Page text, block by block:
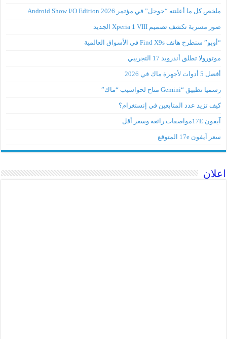
ملخص كل ما أعلنته “جوجل” في مؤتمر Android Show I/O Edition 2026
صور مسربة تكشف تصميم Xperia 1 VIII الجديد
“أوبو” ستطرح هاتف Find X9s في الأسواق العالمية
موتورولا تطلق أندرويد 17 التجريبي
أفضل 5 أدوات لأجهزة ماك في 2026
رسميا تطبيق “Gemini متاح لحواسيب “ماك”
كيف تزيد عدد المتابعين في إنستغرام؟
آيفون 17Eمواصفات رائعة وسعر أقل
سعر آيفون 17e المتوقع
اعلان